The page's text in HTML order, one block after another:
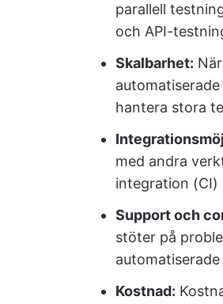
parallell
och API-
Skalbarhet:
hantera stora
med andra
integration (CI)
Support och
stöter på
Kostnad: